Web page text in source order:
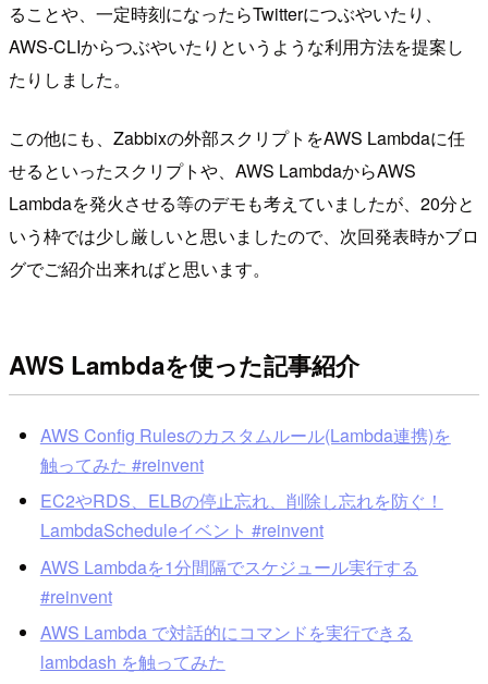
ることや、一定時刻になったらTwitterにつぶやいたり、
AWS-CLIからつぶやいたりというような利用方法を提案し
たりしました。
この他にも、Zabbixの外部スクリプトをAWS Lambdaに任
せるといったスクリプトや、AWS LambdaからAWS
Lambdaを発火させる等のデモも考えていましたが、20分と
いう枠では少し厳しいと思いましたので、次回発表時かブロ
グでご紹介出来ればと思います。
AWS Lambdaを使った記事紹介
AWS Config Rulesのカスタムルール(Lambda連携)を
触ってみた #reinvent
EC2やRDS、ELBの停止忘れ、削除し忘れを防ぐ！
LambdaScheduleイベント #reinvent
AWS Lambdaを1分間隔でスケジュール実行する
#reinvent
AWS Lambda で対話的にコマンドを実行できる
lambdash を触ってみた